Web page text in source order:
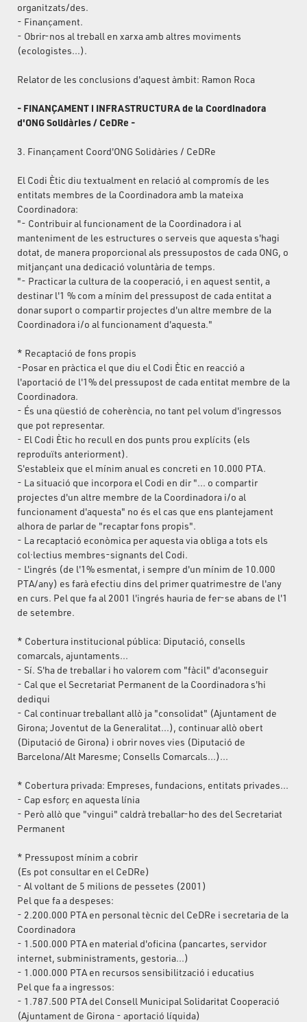
organitzats/des.
- Finançament.
- Obrir-nos al treball en xarxa amb altres moviments
(ecologistes...).
Relator de les conclusions d'aquest àmbit: Ramon Roca
- FINANÇAMENT i INFRASTRUCTURA de la Coordinadora
d'ONG Solidàries / CeDRe -
3. Finançament Coord'ONG Solidàries / CeDRe
El Codi Ètic diu textualment en relació al compromís de les
entitats membres de la Coordinadora amb la mateixa
Coordinadora:
"- Contribuir al funcionament de la Coordinadora i al
manteniment de les estructures o serveis que aquesta s'hagi
dotat, de manera proporcional als pressupostos de cada ONG, o
mitjançant una dedicació voluntària de temps.
"- Practicar la cultura de la cooperació, i en aquest sentit, a
destinar l'1 % com a mínim del pressupost de cada entitat a
donar suport o compartir projectes d'un altre membre de la
Coordinadora i/o al funcionament d'aquesta."
* Recaptació de fons propis
-Posar en pràctica el que diu el Codi Ètic en reacció a
l'aportació de l'1% del pressupost de cada entitat membre de la
Coordinadora.
- És una qüestió de coherència, no tant pel volum d'ingressos
que pot representar.
- El Codi Ètic ho recull en dos punts prou explícits (els
reproduïts anteriorment).
S'estableix que el mínim anual es concreti en 10.000 PTA.
- La situació que incorpora el Codi en dir "... o compartir
projectes d'un altre membre de la Coordinadora i/o al
funcionament d'aquesta" no és el cas que ens plantejament
alhora de parlar de "recaptar fons propis".
- La recaptació econòmica per aquesta via obliga a tots els
col·lectius membres-signants del Codi.
- L'ingrés (de l'1% esmentat, i sempre d'un mínim de 10.000
PTA/any) es farà efectiu dins del primer quatrimestre de l'any
en curs. Pel que fa al 2001 l'ingrés hauria de fer-se abans de l'1
de setembre.
* Cobertura institucional pública: Diputació, consells
comarcals, ajuntaments...
- Sí. S'ha de treballar i ho valorem com "fàcil" d'aconseguir
- Cal que el Secretariat Permanent de la Coordinadora s'hi
dediqui
- Cal continuar treballant allò ja "consolidat" (Ajuntament de
Girona; Joventut de la Generalitat...), continuar allò obert
(Diputació de Girona) i obrir noves vies (Diputació de
Barcelona/Alt Maresme; Consells Comarcals...)...
* Cobertura privada: Empreses, fundacions, entitats privades...
- Cap esforç en aquesta línia
- Però allò que "vingui" caldrà treballar-ho des del Secretariat
Permanent
* Pressupost mínim a cobrir
(Es pot consultar en el CeDRe)
- Al voltant de 5 milions de pessetes (2001)
Pel que fa a despeses:
- 2.200.000 PTA en personal tècnic del CeDRe i secretaria de la
Coordinadora
- 1.500.000 PTA en material d'oficina (pancartes, servidor
internet, subministraments, gestoria...)
- 1.000.000 PTA en recursos sensibilització i educatius
Pel que fa a ingressos:
- 1.787.500 PTA del Consell Municipal Solidaritat Cooperació
(Ajuntament de Girona - aportació líquida)